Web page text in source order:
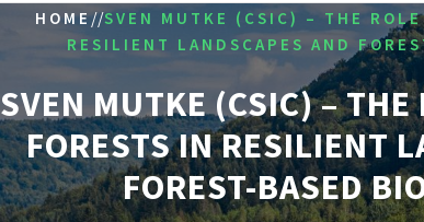
HOME//SVEN MUTKE (CSIC) – THE
RESILIENT LANDSCAPES AND
SVEN MUTKE (CSIC) –
FORESTS IN RESILIENT
FOREST-BASED